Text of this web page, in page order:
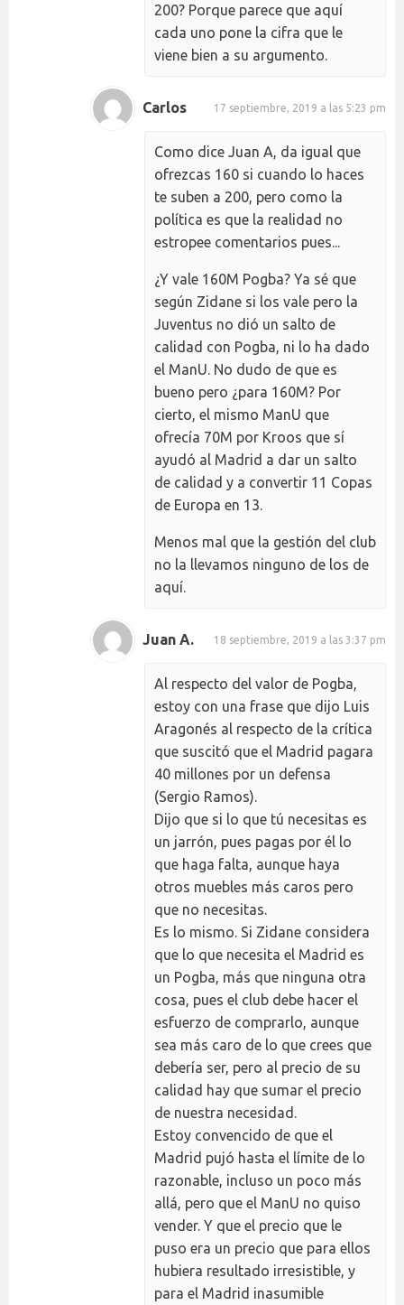
200? Porque parece que aquí
cada uno pone la cifra que le
viene bien a su argumento.
Carlos 17 septiembre, 2019 a las 5:23 pm
Como dice Juan A, da igual que
ofrezcas 160 si cuando lo haces
te suben a 200, pero como la
política es que la realidad no
estropee comentarios pues...
¿Y vale 160M Pogba? Ya sé que
según Zidane si los vale pero la
Juventus no dió un salto de
calidad con Pogba, ni lo ha dado
el ManU. No dudo de que es
bueno pero ¿para 160M? Por
cierto, el mismo ManU que
ofrecía 70M por Kroos que sí
ayudó al Madrid a dar un salto
de calidad y a convertir 11 Copas
de Europa en 13.
Menos mal que la gestión del club
no la llevamos ninguno de los de
aquí.
Juan A. 18 septiembre, 2019 a las 3:37 pm
Al respecto del valor de Pogba,
estoy con una frase que dijo Luis
Aragonés al respecto de la crítica
que suscitó que el Madrid pagara
40 millones por un defensa
(Sergio Ramos).
Dijo que si lo que tú necesitas es
un jarrón, pues pagas por él lo
que haga falta, aunque haya
otros muebles más caros pero
que no necesitas.
Es lo mismo. Si Zidane considera
que lo que necesita el Madrid es
un Pogba, más que ninguna otra
cosa, pues el club debe hacer el
esfuerzo de comprarlo, aunque
sea más caro de lo que crees que
debería ser, pero al precio de su
calidad hay que sumar el precio
de nuestra necesidad.
Estoy convencido de que el
Madrid pujó hasta el límite de lo
razonable, incluso un poco más
allá, pero que el ManU no quiso
vender. Y que el precio que le
puso era un precio que para ellos
hubiera resultado irresistible, y
para el Madrid inasumible